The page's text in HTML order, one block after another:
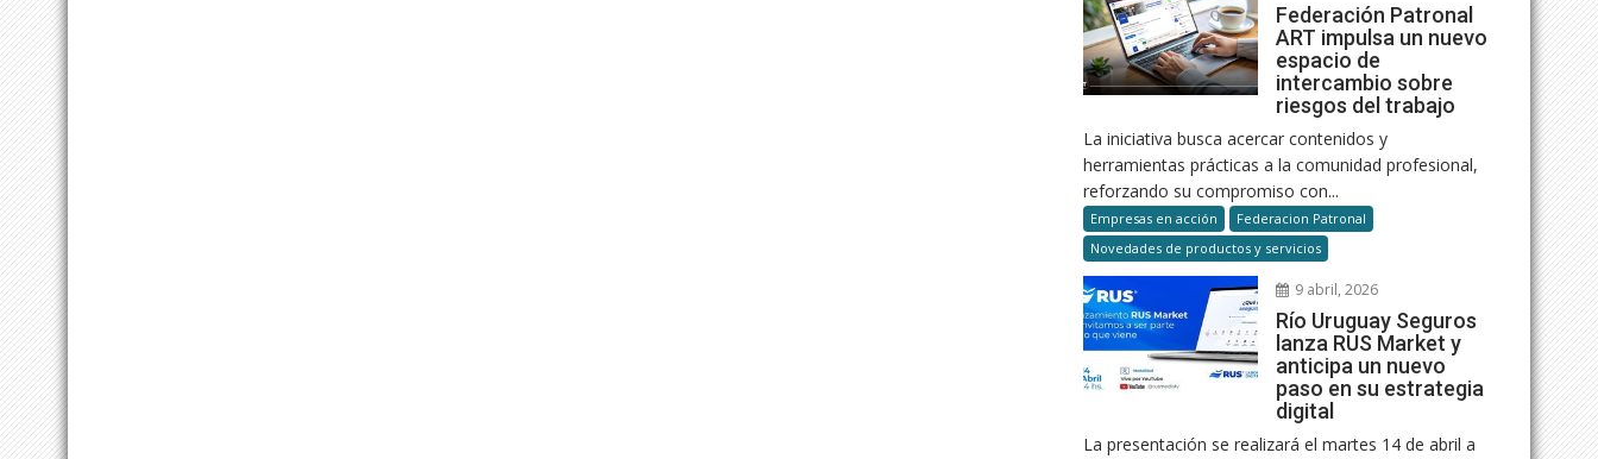
Federación Patronal
ART impulsa un nuevo
espacio de
intercambio sobre
riesgos del trabajo
La iniciativa busca acercar contenidos y
herramientas prácticas a la comunidad profesional,
reforzando su compromiso con...
Empresas en acción
Federacion Patronal
Novedades de productos y servicios
9 abril, 2026
Río Uruguay Seguros
lanza RUS Market y
anticipa un nuevo
paso en su estrategia
digital
La presentación se realizará el martes 14 de abril a